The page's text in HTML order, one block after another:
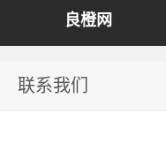
良橙网
联系我们